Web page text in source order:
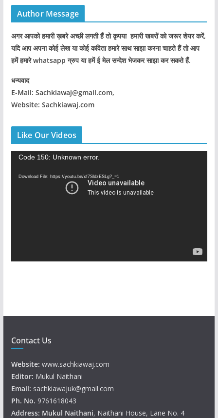
Author Message
अगर आपको हमारी ख़बरे अच्छी लगती हैं तो कृपया हमारी खबरों को जरूर शेयर करें,
यदि आप अपना कोई लेख या कोई कविता हमारे साथ साझा करना चाहते हैं तो आप
हमें हमारे whatsapp ग्रुप या हमें ई मेल सन्देश भेजकर साझा कर सकते हैं.
धन्यवाद
E-Mail: Sachkiawaj@gmail.com,
Website: Sachkiawaj.com
Like Our Videos
Code 150: Unknown error.
Download File: https://youtu.be/xf7SldzESLg?_=1
Contact Us
Website: www.sachkiawaj.com
Editor: Mukul Naithani
Email: sachkiawajuk@gmail.com
Ph. No. 9761618043
Address: Mukul Naithani, Naithani House, Lane No. 4